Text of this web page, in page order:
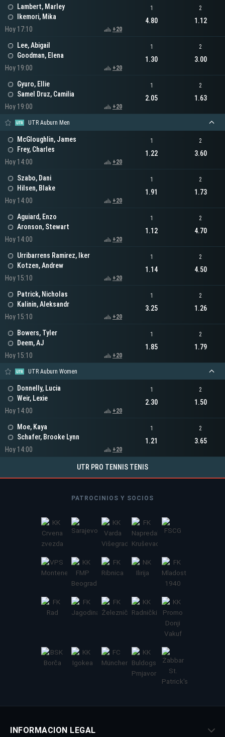
Lambert, Marley
Ikemori, Mika
Hoy 17:10
+20
1
4.80
2
1.12
Lee, Abigail
Goodman, Elena
Hoy 19:00
+20
1
1.30
2
3.00
Gyuro, Ellie
Samel Druz, Camilia
Hoy 19:00
+20
1
2.05
2
1.63
UTR Auburn Men
McGloughlin, James
Frey, Charles
Hoy 14:00
+20
1
1.22
2
3.60
Szabo, Dani
Hilsen, Blake
Hoy 14:00
+20
1
1.91
2
1.73
Aguiard, Enzo
Aronson, Stewart
Hoy 14:00
+20
1
1.12
2
4.70
Urribarrens Ramirez, Iker
Kotzen, Andrew
Hoy 15:10
+20
1
1.14
2
4.50
Patrick, Nicholas
Kalinin, Aleksandr
Hoy 15:10
+20
1
3.25
2
1.26
Bowers, Tyler
Deem, AJ
Hoy 15:10
+20
1
1.85
2
1.79
UTR Auburn Women
Donnelly, Lucia
Weir, Lexie
Hoy 14:00
+20
1
2.30
2
1.50
Moe, Kaya
Schafer, Brooke Lynn
Hoy 14:00
+20
1
1.21
2
3.65
UTR PRO TENNIS TENIS
PATROCINIOS Y SOCIOS
INFORMACION LEGAL